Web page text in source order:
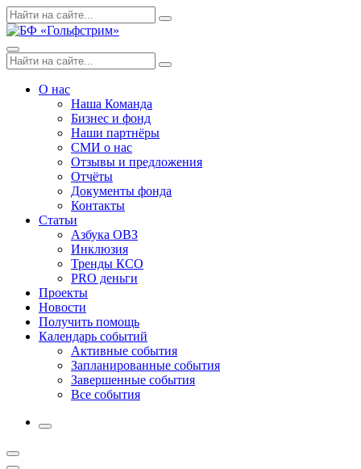
Skip
to
Поиск
по:
Search
Menu
Поиск
по:
Search
О нас
Наша Команда
Бизнес и фонд
Наши партнёры
СМИ о нас
Отзывы и предложения
Отчёты
Документы фонда
Контакты
Статьи
Азбука ОВЗ
Инклюзия
Тренды КСО
PRO деньги
Проекты
Новости
Получить помощь
Календарь событий
Активные события
Запланированные события
Завершенные события
Все события
More
Открыть